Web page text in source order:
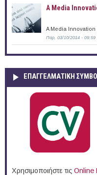
A Media
A Media Innovation
Παρ, 03/10/2014 - 09:59
ΕΠΑΓΓΕΛΜΑΤΙΚΉ
Χρησιμοποιήστε τις Online